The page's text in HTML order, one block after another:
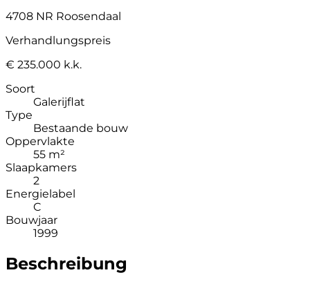
4708 NR Roosendaal
Verhandlungspreis
€ 235.000 k.k.
Soort
Galerijflat
Type
Bestaande bouw
Oppervlakte
55 m²
Slaapkamers
2
Energielabel
C
Bouwjaar
1999
Beschreibung